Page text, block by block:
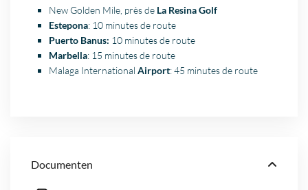
New Golden Mile, près de La Resina Golf
Estepona: 10 minutes de route
Puerto Banus: 10 minutes de route
Marbella: 15 minutes de route
Malaga InternationalAirport: 45 minutes de route
Documenten